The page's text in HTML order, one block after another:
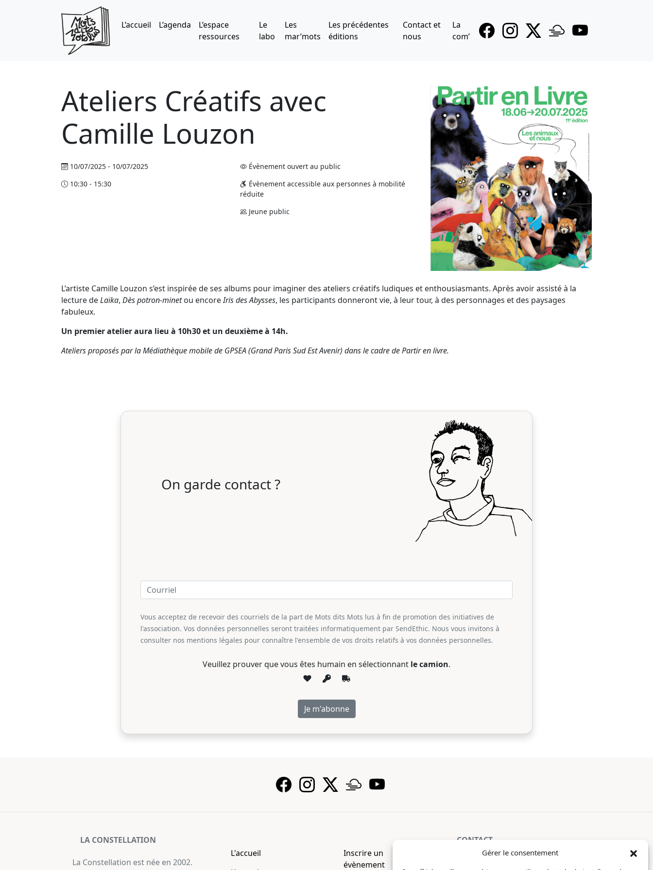
Gérer le consentement
L’accueil
L’agenda
L’espace
ressources
Le
labo
Les
mar’mots
Les précédentes
éditions
Contact et
nous
La
com’
Ateliers Créatifs avec
Camille Louzon
10/07/2025 - 10/07/2025
10:30 - 15:30
Évènement ouvert au public
Évènement accessible aux personnes à mobilité
réduite
Jeune public
L’artiste Camille Louzon s’est inspirée de ses albums pour imaginer des ateliers créatifs ludiques et enthousiasmants. Après avoir assisté à la
lecture deLaïka, Dès potron-minetou encoreIris des Abysses, les participants donneront vie, à leur tour, à des personnages et des paysages
fabuleux.
Un premier atelier aura lieu à 10h30 et un deuxième à 14h.
Ateliers proposés par la Médiathèque mobile de GPSEA (Grand Paris Sud Est Avenir) dans le cadre de Partir en livre.
On garde contact ?
Vous acceptez de recevoir des courriels de la part de Mots dits Mots lus à fin de promotion des initiatives de
l'association. Vos données personnelles seront traitées informatiquement par SendEthic. Nous vous invitons à
consulter nos mentions légales pour connaître l'ensemble de vos droits relatifs à vos données personnelles.
Veuillez prouver que vous êtes humain en sélectionnant le camion.
LA CONSTELLATION
La Constellation est née en 2002.
L'accueil
Inscrire un
évènement
CONTACT